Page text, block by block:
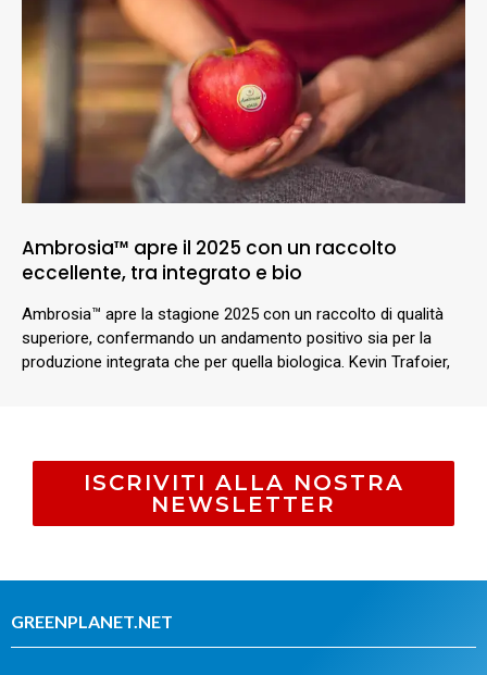
Ambrosia™ apre il 2025 con un raccolto
eccellente, tra integrato e bio
Ambrosia™ apre la stagione 2025 con un raccolto di qualità
superiore, confermando un andamento positivo sia per la
produzione integrata che per quella biologica. Kevin Trafoier,
ISCRIVITI ALLA NOSTRA
NEWSLETTER
GREENPLANET.NET